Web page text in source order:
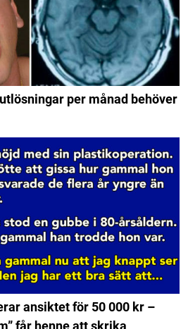
per månad behöver
ansiktet för 50 000 kr –
får henne att skrika